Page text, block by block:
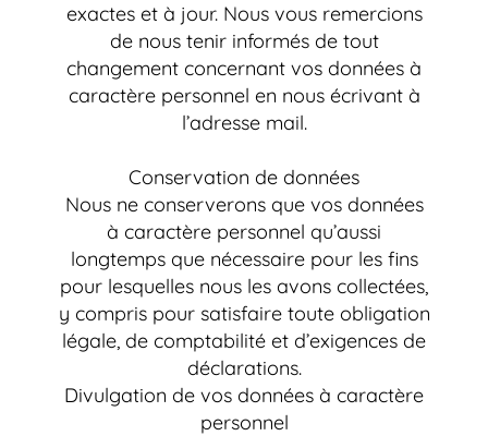
exactes et à jour. Nous vous remercions
de nous tenir informés de tout
changement concernant vos données à
caractère personnel en nous écrivant à
l’adresse mail.
Conservation de données
Nous ne conserverons que vos données
à caractère personnel qu’aussi
longtemps que nécessaire pour les fins
pour lesquelles nous les avons collectées,
y compris pour satisfaire toute obligation
légale, de comptabilité et d’exigences de
déclarations.
Divulgation de vos données à caractère
personnel